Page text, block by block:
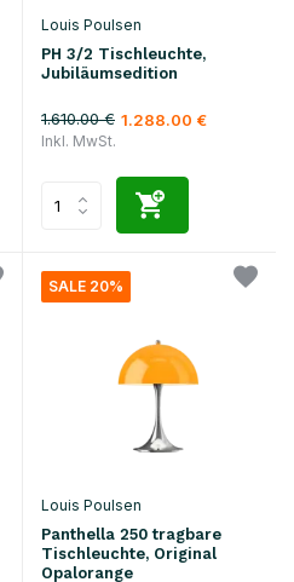
Louis Poulsen
PH 3/2 Tischleuchte,
Jubiläumsedition
1.610.00 € 1.288.00 €
Inkl. MwSt.
SALE 20%
Louis Poulsen
Panthella 250 tragbare
Tischleuchte, Original
Opalorange